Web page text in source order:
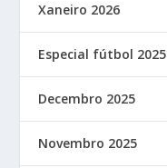
Xaneiro 2026
Especial fútbol 2025
Decembro 2025
Novembro 2025